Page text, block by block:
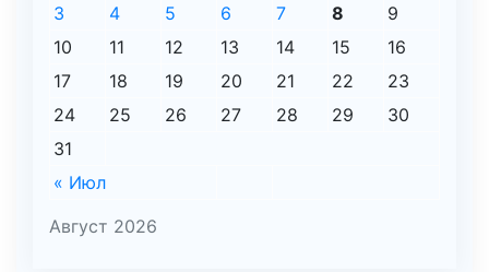
Август 2026
« Июл
3
4 5 6 7 8
9
10
11 12 13 14 15
16
17
18 19 20 21 22
23
24
25 26 27 28 29
30
31